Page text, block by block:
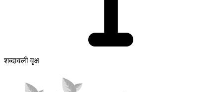
शब्दावली वृक्ष